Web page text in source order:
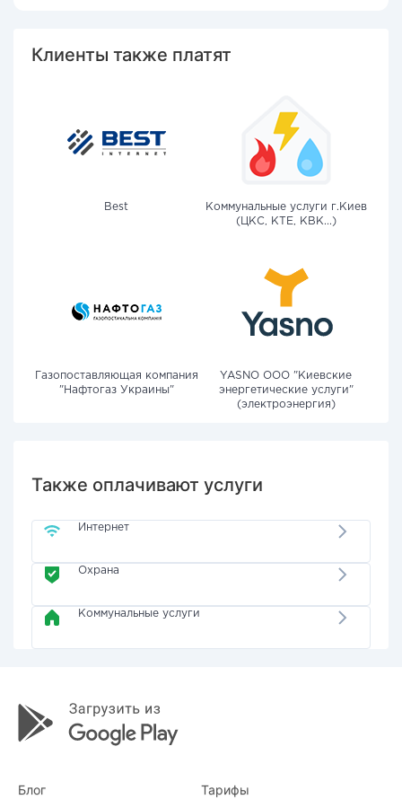
Клиенты также платят
Best
Коммунальные услуги г.Киев
(ЦКС, КТЕ, КВК...)
Газопоставляющая компания
"Нафтогаз Украины"
YASNO OOO "Киевские
энергетические услуги"
(электроэнергия)
Также оплачивают услуги
Интернет
Охрана
Коммунальные услуги
Блог Тарифы